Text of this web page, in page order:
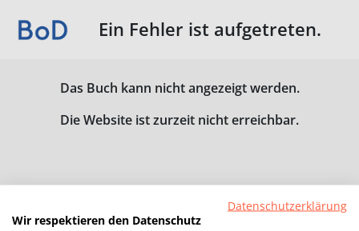
Ein Fehler ist aufgetreten.
Das Buch kann nicht angezeigt werden.
Die Website ist zurzeit nicht erreichbar.
Datenschutzerklärung
Wir respektieren den Datenschutz